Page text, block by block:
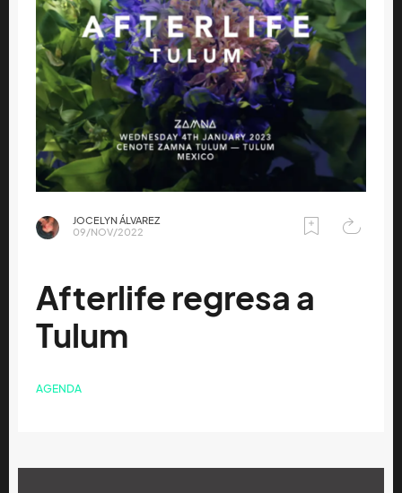
JOCELYN ÁLVAREZ
09/NOV/2022
Afterlife regresa a
Tulum
AGENDA